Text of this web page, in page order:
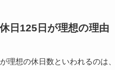
日125日が理想の理由
理想の休日数といわれるのは